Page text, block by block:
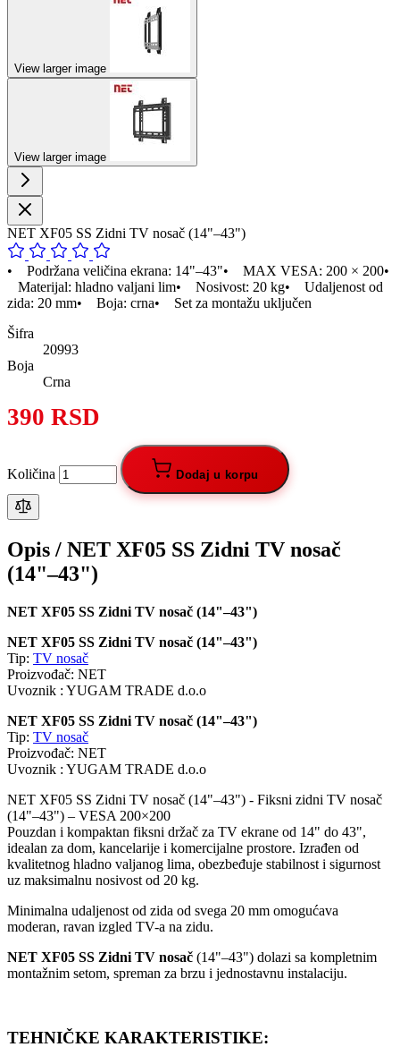
View larger image
View larger image
NET XF05 SS Zidni TV nosač (14"–43")
• Podržana veličina ekrana: 14"–43"• MAX VESA: 200 × 200•
Materijal: hladno valjani lim• Nosivost: 20 kg• Udaljenost od
zida: 20 mm• Boja: crna• Set za montažu uključen
Šifra
20993
Boja
Crna
390 RSD
Količina Dodaj u korpu
Opis / NET XF05 SS Zidni TV nosač
(14"–43")
NET XF05 SS Zidni TV nosač (14"–43")
NET XF05 SS Zidni TV nosač (14"–43")
Tip: TV nosač
Proizvođač: NET
Uvoznik : YUGAM TRADE d.o.o
NET XF05 SS Zidni TV nosač (14"–43")
Tip: TV nosač
Proizvođač: NET
Uvoznik : YUGAM TRADE d.o.o
NET XF05 SS Zidni TV nosač (14"–43") - Fiksni zidni TV nosač
(14"–43") – VESA 200×200
Pouzdan i kompaktan fiksni držač za TV ekrane od 14" do 43",
idealan za dom, kancelarije i komercijalne prostore. Izrađen od
kvalitetnog hladno valjanog lima, obezbeđuje stabilnost i sigurnost
uz maksimalnu nosivost od 20 kg.
Minimalna udaljenost od zida od svega 20 mm omogućava
moderan, ravan izgled TV-a na zidu.
NET XF05 SS Zidni TV nosač (14"–43") dolazi sa kompletnim
montažnim setom, spreman za brzu i jednostavnu instalaciju.
TEHNIČKE KARAKTERISTIKE: